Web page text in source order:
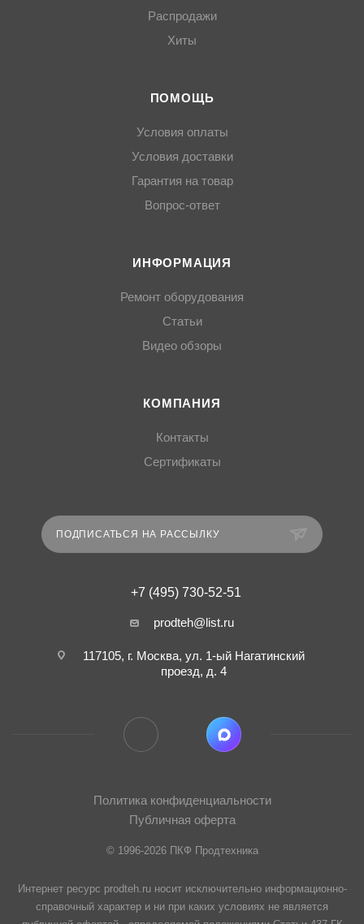
Распродажи
Хиты
ПОМОЩЬ
Условия оплаты
Условия доставки
Гарантия на товар
Вопрос-ответ
ИНФОРМАЦИЯ
Ремонт оборудования
Статьи
Видео обзоры
КОМПАНИЯ
Контакты
Сертификаты
ПОДПИСАТЬСЯ НА РАССЫЛКУ
+7 (495) 730-52-51
prodteh@list.ru
117105, г. Москва, ул. 1-ый Нагатинский
проезд, д. 4
Политика конфиденциальности
Публичная оферта
© 1996-2026 ПКФ Продтехника
Интернет ресурс prodteh.ru носит исключительно информационно-
справочный характер и ни при каких условиях не является